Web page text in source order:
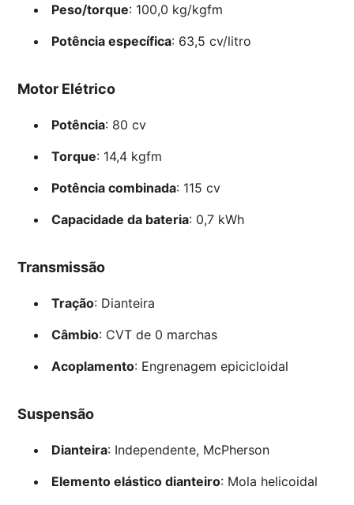
Peso/torque: 100,0 kg/kgfm
Potência específica: 63,5 cv/litro
Motor Elétrico
Potência: 80 cv
Torque: 14,4 kgfm
Potência combinada: 115 cv
Capacidade da bateria: 0,7 kWh
Transmissão
Tração: Dianteira
Câmbio: CVT de 0 marchas
Acoplamento: Engrenagem epicicloidal
Suspensão
Dianteira: Independente, McPherson
Elemento elástico dianteiro: Mola helicoidal